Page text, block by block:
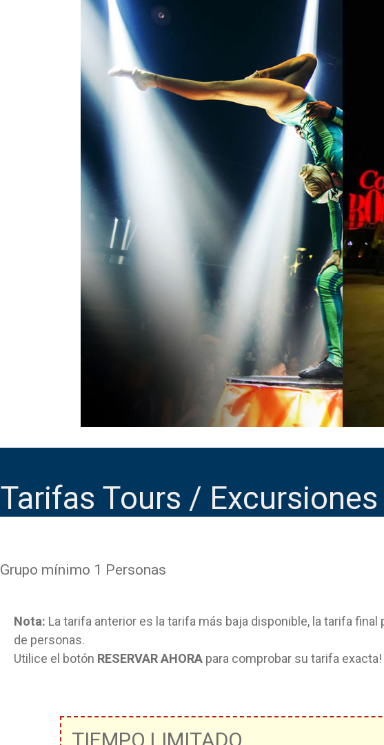
Tarifas Tours / Excursiones
Grupo mínimo 1 Personas
Nota: La tarifa anterior es la tarifa más baja disponible, la tarifa
de personas.
Utilice el botón RESERVAR AHORA para comprobar su tarifa exacta!
TIEMPO LIMITADO